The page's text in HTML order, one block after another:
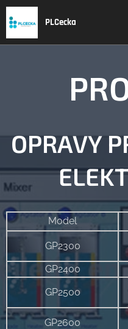
PLCecka
OPRAVY
Model
GP2300
GP2400
GP2500
GP2600